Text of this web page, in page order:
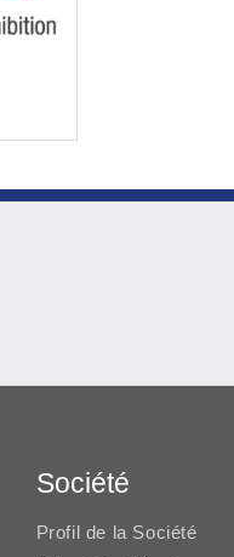
Société
Profil de la Société